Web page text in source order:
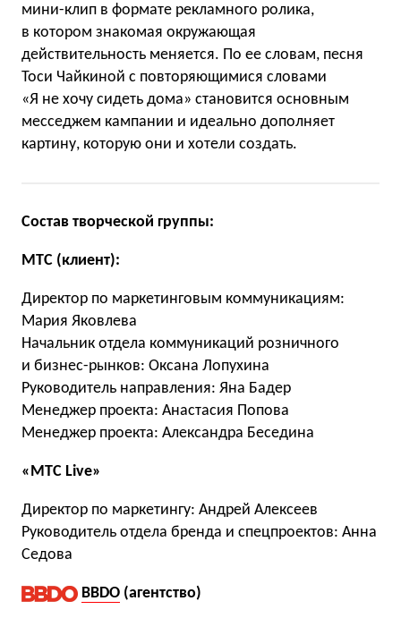
мини-клип в формате рекламного ролика,
в котором знакомая окружающая
действительность меняется. По ее словам, песня
Тоси Чайкиной с повторяющимися словами
«Я не хочу сидеть дома» становится основным
месседжем кампании и идеально дополняет
картину, которую они и хотели создать.
Состав творческой группы:
МТС (клиент):
Директор по маркетинговым коммуникациям:
Мария Яковлева
Начальник отдела коммуникаций розничного
и бизнес-рынков: Оксана Лопухина
Руководитель направления: Яна Бадер
Менеджер проекта: Анастасия Попова
Менеджер проекта: Александра Беседина
«МТС Live»
Директор по маркетингу: Андрей Алексеев
Руководитель отдела бренда и спецпроектов: Анна
Седова
BBDO (агентство)